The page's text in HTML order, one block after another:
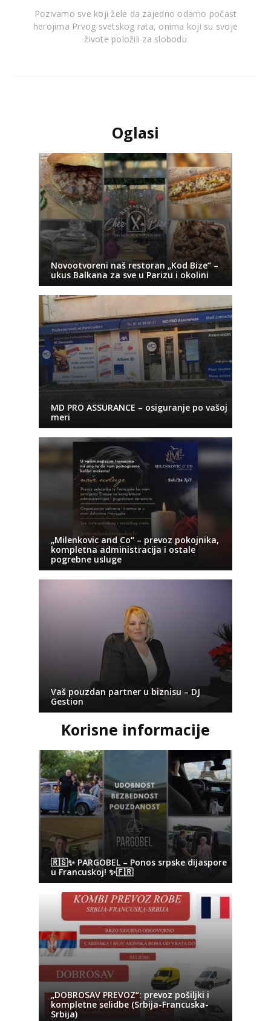
Pozivamo sve koji žele da zajedno odamo počast
herojima Prvog svetskog rata, onima koji su svoje
živote položili za slobodu
Oglasi
Novootvoreni naš restoran „Kod Bize“ –
ukus Balkana za sve u Parizu i okolini
MD PRO ASSURANCE – osiguranje po vašoj
meri
„Milenkovic and Co“ – prevoz pokojnika,
kompletna administracija i ostale
pogrebne usluge
Vaš pouzdan partner u biznisu – DJ
Gestion
Korisne informacije
🇷🇸✨ PARGOBEL – Ponos srpske dijaspore
u Francuskoj! ✨🇫🇷
„DOBROSAV PREVOZ“: prevoz pošiljki i
kompletne selidbe (Srbija-Francuska-
Srbija)